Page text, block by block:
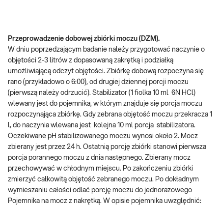
Przeprowadzenie dobowej zbiórki moczu (DZM).
W dniu poprzedzającym badanie należy przygotować naczynie o
objętości 2-3 litrów z dopasowaną zakrętką i podziałką
umożliwiającą odczyt objętości. Zbiórkę dobową rozpoczyna się
rano (przykładowo o 6:00), od drugiej dziennej porcji moczu
(pierwszą należy odrzucić). Stabilizator (1 fiolka 10 ml 6N HCl)
wlewany jest do pojemnika, w którym znajduje się porcja moczu
rozpoczynająca zbiórkę. Gdy zebrana objętość moczu przekracza 1
l, do naczynia wlewana jest kolejna 10 ml porcja stabilizatora.
Oczekiwane pH stabilizowanego moczu wynosi około 2. Mocz
zbierany jest przez 24 h. Ostatnią porcję zbiórki stanowi pierwsza
porcja porannego moczu z dnia następnego. Zbierany mocz
przechowywać w chłodnym miejscu. Po zakończeniu zbiórki
zmierzyć całkowitą objętość zebranego moczu. Po dokładnym
wymieszaniu całości odlać porcję moczu do jednorazowego
Pojemnika na mocz z nakrętką. W opisie pojemnika uwzględnić: